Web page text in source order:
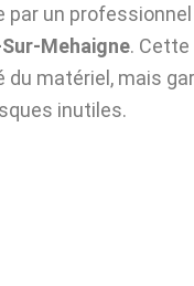
un
Mehaigne.
du matériel, mais
inutiles.